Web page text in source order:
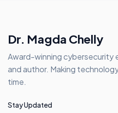
Dr. Magda Chelly
Award-winning cybersecurity
and author. Making
time.
Stay Updated